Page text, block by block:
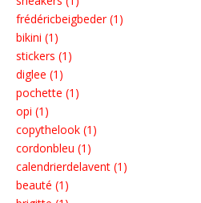
frédéricbeigbeder (1)
bikini (1)
stickers (1)
diglee (1)
pochette (1)
opi (1)
copythelook (1)
cordonbleu (1)
calendrierdelavent (1)
beauté (1)